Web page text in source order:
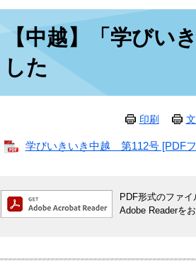
【中越】「学びい
した
印刷
学びいきいき中越 第112号 [PDF
PDF形式のファイ
Adobe Readerを